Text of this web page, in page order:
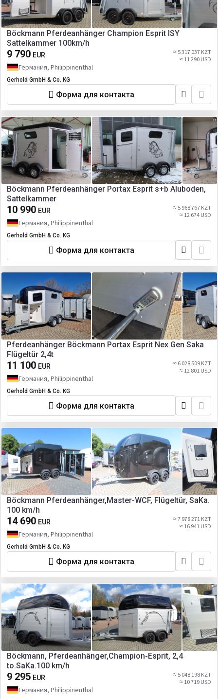
Böckmann Pferdeanhänger Champion Esprit ISY
Sattelkammer 100km/h
9 790 EUR
≈ 5 317 037 KZT
≈ 11 290 USD
Германия, Philippinenthal
Gerhold GmbH & Co. KG
Форма для контакта
Böckmann Pferdeanhänger Portax Esprit s+b Aluboden,
Sattelkammer
10 990 EUR
≈ 5 968 767 KZT
≈ 12 674 USD
Германия, Philippinenthal
Gerhold GmbH & Co. KG
Форма для контакта
Pferdeanhänger Böckmann Portax Esprit Nex Gen Saka
Flügeltür 2,4t
11 100 EUR
≈ 6 028 509 KZT
≈ 12 801 USD
Германия, Philippinenthal
Gerhold GmbH & Co. KG
Форма для контакта
Böckmann Pferdeanhänger,Master-WCF, Flügeltür, SaKa.
100 km/h
14 690 EUR
≈ 7 978 271 KZT
≈ 16 941 USD
Германия, Philippinenthal
Gerhold GmbH & Co. KG
Форма для контакта
Böckmann, Pferdeanhänger,Champion-Esprit, 2,4
to.SaKa.100 km/h
9 295 EUR
≈ 5 048 198 KZT
≈ 10 719 USD
Германия, Philippinenthal